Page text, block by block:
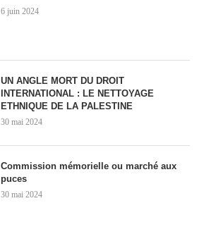
6 juin 2024
UN ANGLE MORT DU DROIT
INTERNATIONAL : LE NETTOYAGE
ETHNIQUE DE LA PALESTINE
30 mai 2024
Commission mémorielle ou marché aux
puces
30 mai 2024